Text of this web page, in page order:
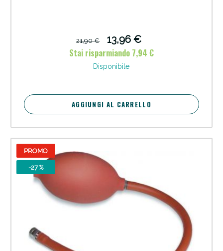
21,90 €
13,96 €
Stai risparmiando 7,94 €
Disponibile
AGGIUNGI AL CARRELLO
PROMO
-27 %
Sconto fino al 55% disponibile oggi!